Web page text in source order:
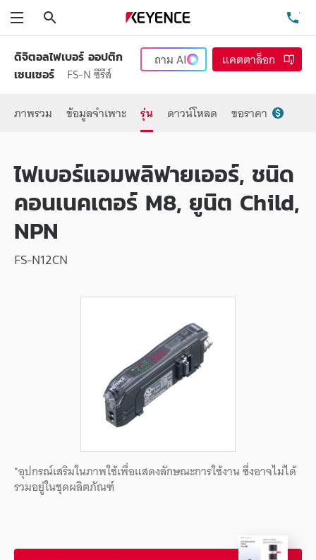
ดิจิตอลไฟเบอร์ ออปติก
เซนเซอร์
FS-N ซีรีส์
ถามAI แคตตาล็อก
ภาพรวม ข้อมูลจำเพาะ รุ่น ดาวน์โหลด ขอราคา
ไฟเบอร์แอมพลิฟายเออร์, ชนิด
คอนเนคเตอร์ M8, ยูนิต Child,
NPN
FS-N12CN
*อุปกรณ์เสริมในภาพใช้เพื่อแสดงลักษณะการใช้งาน ซึ่งอาจไม่ได้
รวมอยู่ในชุดผลิตภัณฑ์